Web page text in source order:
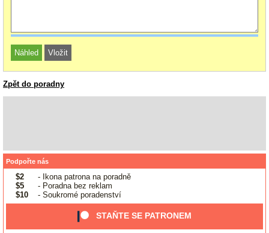
Zpět do poradny
Podpořte nás
$2
- Ikona patrona na poradně
$5
- Poradna bez reklam
$10
- Soukromé poradenství
STAŇTE SE PATRONEM